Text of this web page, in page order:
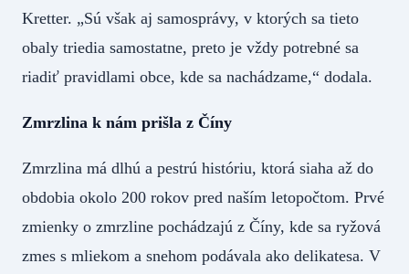
Kretter. „Sú však aj samosprávy, v ktorých sa tieto
obaly triedia samostatne, preto je vždy potrebné sa
riadiť pravidlami obce, kde sa nachádzame,“ dodala.
Zmrzlina k nám prišla z Číny
Zmrzlina má dlhú a pestrú históriu, ktorá siaha až do
obdobia okolo 200 rokov pred naším letopočtom. Prvé
zmienky o zmrzline pochádzajú z Číny, kde sa ryžová
zmes s mliekom a snehom podávala ako delikatesa. V